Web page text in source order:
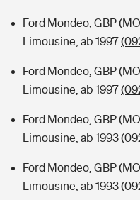
Kinderunfall-Check: Mehr
Sie haben Fragen?
Ford Mondeo, GBP
Limousine, ab 1997
Ford Mondeo, GBP
Limousine, ab 1997
Ford Mondeo, GBP
Limousine, ab 1993
Ford Mondeo, GBP
Limousine, ab 1993